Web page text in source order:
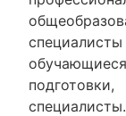
специалисты.